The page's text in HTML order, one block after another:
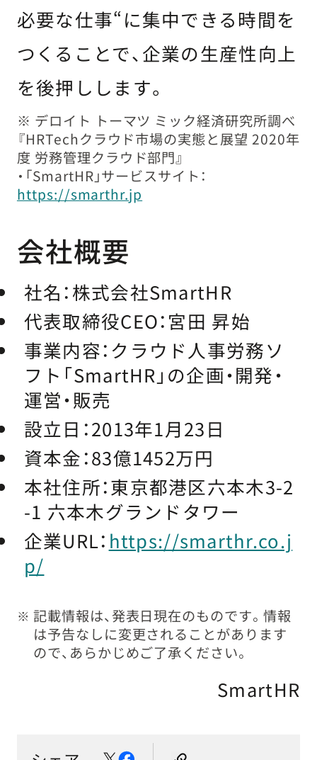
必要な仕事“に集中できる時間を
つくることで、企業の生産性向上
を後押しします。
※ デロイト トーマツ ミック経済研究所調べ
『HRTechクラウド市場の実態と展望 2020年
度 労務管理クラウド部門』
・「SmartHR」サービスサイト：
https://smarthr.jp
会社概要
社名：株式会社SmartHR
代表取締役CEO：宮田 昇始
事業内容： クラウド人事労務ソ
フト「SmartHR」の企画・開発・
運営・販売
設立日：2013年1月23日
資本金：83億1452万円
本社住所：東京都港区六本木3-2
-1 六本木グランドタワー
企業URL： https://smarthr.co.j
p/
※ 記載情報は、発表日現在のものです。情報
は予告なしに変更されることがあります
ので、あらかじめご了承ください。
SmartHR